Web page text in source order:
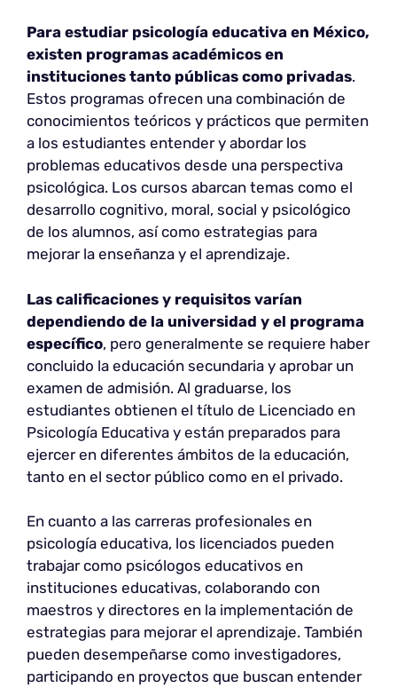
Para estudiar psicología educativa en México,
existen programas académicos en
instituciones tanto públicas como privadas.
Estos programas ofrecen una combinación de
conocimientos teóricos y prácticos que permiten
a los estudiantes entender y abordar los
problemas educativos desde una perspectiva
psicológica. Los cursos abarcan temas como el
desarrollo cognitivo, moral, social y psicológico
de los alumnos, así como estrategias para
mejorar la enseñanza y el aprendizaje.
Las calificaciones y requisitos varían
dependiendo de la universidad y el programa
específico, pero generalmente se requiere haber
concluido la educación secundaria y aprobar un
examen de admisión. Al graduarse, los
estudiantes obtienen el título de Licenciado en
Psicología Educativa y están preparados para
ejercer en diferentes ámbitos de la educación,
tanto en el sector público como en el privado.
En cuanto a las carreras profesionales en
psicología educativa, los licenciados pueden
trabajar como psicólogos educativos en
instituciones educativas, colaborando con
maestros y directores en la implementación de
estrategias para mejorar el aprendizaje. También
pueden desempeñarse como investigadores,
participando en proyectos que buscan entender